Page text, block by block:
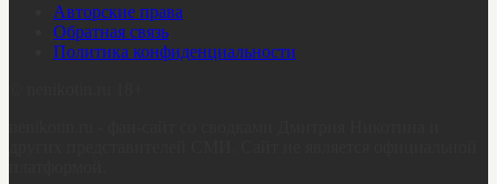
Авторские права
Обратная связь
Политика конфиденциальности